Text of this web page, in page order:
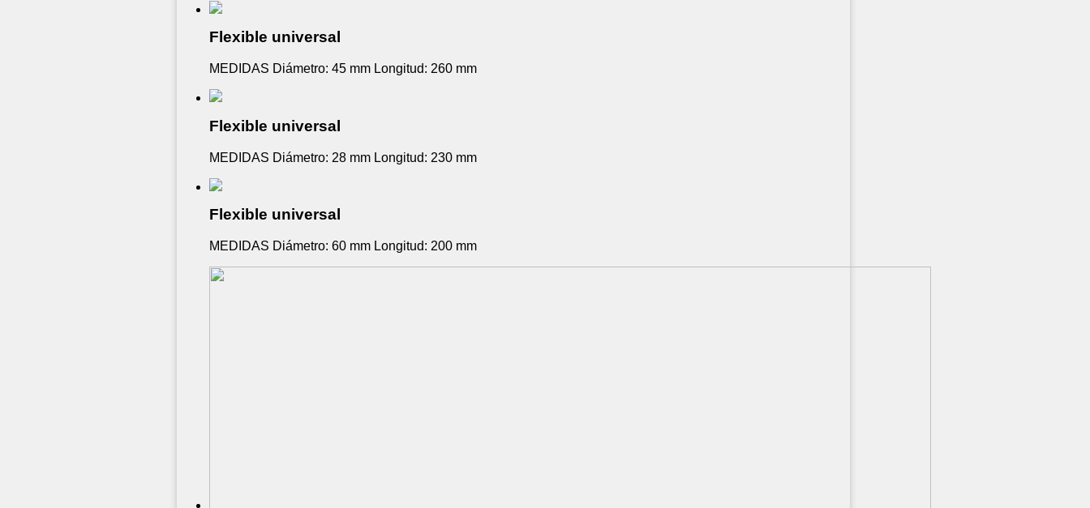
Flexible universal
MEDIDAS Diámetro: 45 mm Longitud: 260 mm
Flexible universal
MEDIDAS Diámetro: 28 mm Longitud: 230 mm
Flexible universal
MEDIDAS Diámetro: 60 mm Longitud: 200 mm